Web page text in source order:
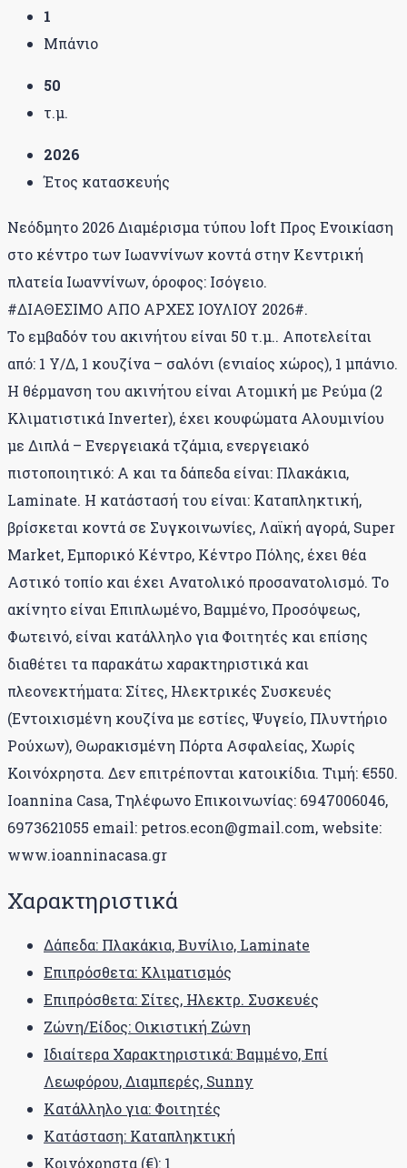
1
Μπάνιο
50
τ.μ.
2026
Έτος κατασκευής
Νεόδμητο 2026 Διαμέρισμα τύπου loft Προς Ενοικίαση
στο κέντρο των Ιωαννίνων κοντά στην Κεντρική
πλατεία Ιωαννίνων, όροφος: Ισόγειο.
#ΔΙΑΘΕΣΙΜΟ ΑΠΟ ΑΡΧΕΣ ΙΟΥΛΙΟΥ 2026#.
Το εμβαδόν του ακινήτου είναι 50 τ.μ.. Αποτελείται
από: 1 Υ/Δ, 1 κουζίνα – σαλόνι (ενιαίος χώρος), 1 μπάνιο.
Η θέρμανση του ακινήτου είναι Ατομική με Ρεύμα (2
Κλιματιστικά Inverter), έχει κουφώματα Αλουμινίου
με Διπλά – Ενεργειακά τζάμια, ενεργειακό
πιστοποιητικό: Α και τα δάπεδα είναι: Πλακάκια,
Laminate. Η κατάστασή του είναι: Καταπληκτική,
βρίσκεται κοντά σε Συγκοινωνίες, Λαϊκή αγορά, Super
Market, Εμπορικό Κέντρο, Κέντρο Πόλης, έχει θέα
Αστικό τοπίο και έχει Ανατολικό προσανατολισμό. Το
ακίνητο είναι Επιπλωμένο, Βαμμένο, Προσόψεως,
Φωτεινό, είναι κατάλληλο για Φοιτητές και επίσης
διαθέτει τα παρακάτω χαρακτηριστικά και
πλεονεκτήματα: Σίτες, Ηλεκτρικές Συσκευές
(Εντοιχισμένη κουζίνα με εστίες, Ψυγείο, Πλυντήριο
Ρούχων), Θωρακισμένη Πόρτα Ασφαλείας, Χωρίς
Κοινόχρηστα. Δεν επιτρέπονται κατοικίδια. Τιμή: €550.
Ioannina Casa, Τηλέφωνο Επικοινωνίας: 6947006046,
6973621055 email: petros.econ@gmail.com, website:
www.ioanninacasa.gr
Χαρακτηριστικά
Δάπεδα: Πλακάκια, Βυνίλιο, Laminate
Επιπρόσθετα: Κλιματισμός
Επιπρόσθετα: Σίτες, Ηλεκτρ. Συσκευές
Ζώνη/Είδος: Οικιστική Ζώνη
Ιδιαίτερα Χαρακτηριστικά: Βαμμένο, Επί
Λεωφόρου, Διαμπερές, Sunny
Κατάλληλο για: Φοιτητές
Κατάσταση: Καταπληκτική
Κοινόχρηστα (€): 1